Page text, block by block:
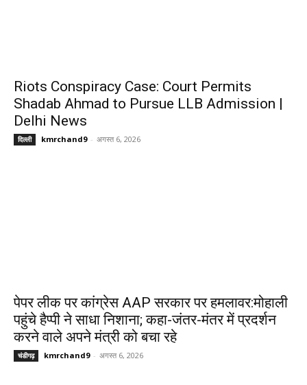
Riots Conspiracy Case: Court Permits
Shadab Ahmad to Pursue LLB Admission |
Delhi News
दिल्ली kmrchand9 - अगस्त 6, 2026
पेपर लीक पर कांग्रेस AAP सरकार पर हमलावर:मोहाली
पहुंचे हैप्पी ने साधा निशाना; कहा-जंतर-मंतर में प्रदर्शन
करने वाले अपने मंत्री को बचा रहे
चंडीगढ़ kmrchand9 - अगस्त 6, 2026